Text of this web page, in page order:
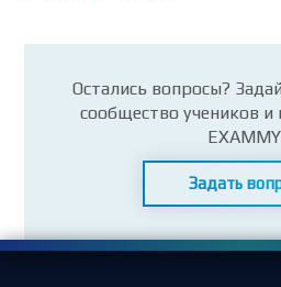
Остались вопросы?
сообщество учеников и
Задать